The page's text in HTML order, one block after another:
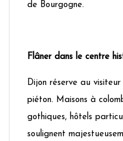
de Bourgogne.
Flâner dans le centre
Dijon réserve au
piéton. Maisons à
gothiques, hôtels
soulignent